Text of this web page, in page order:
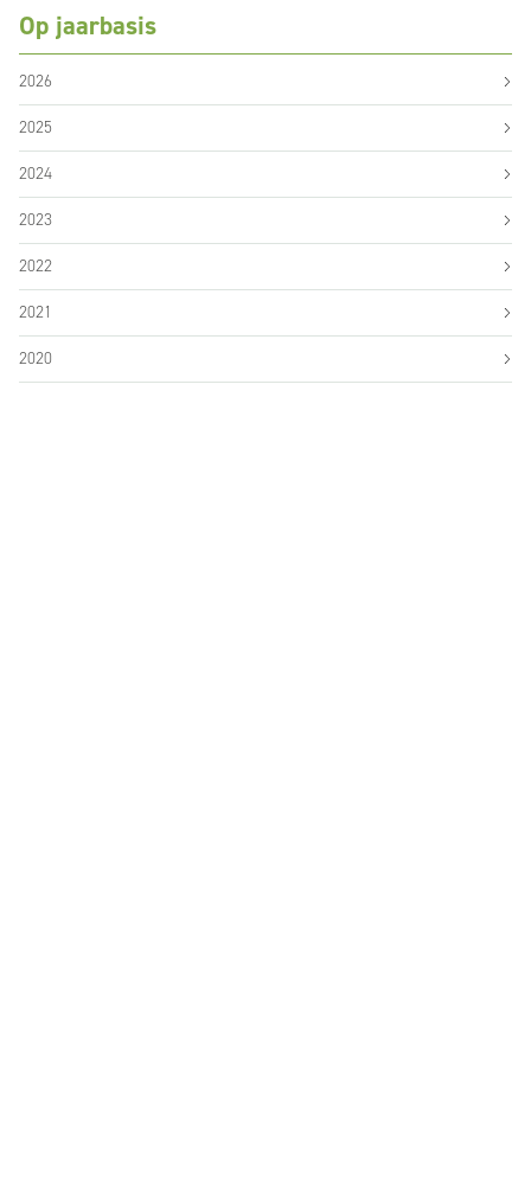
Op jaarbasis
2026
2025
2024
2023
2022
2021
2020